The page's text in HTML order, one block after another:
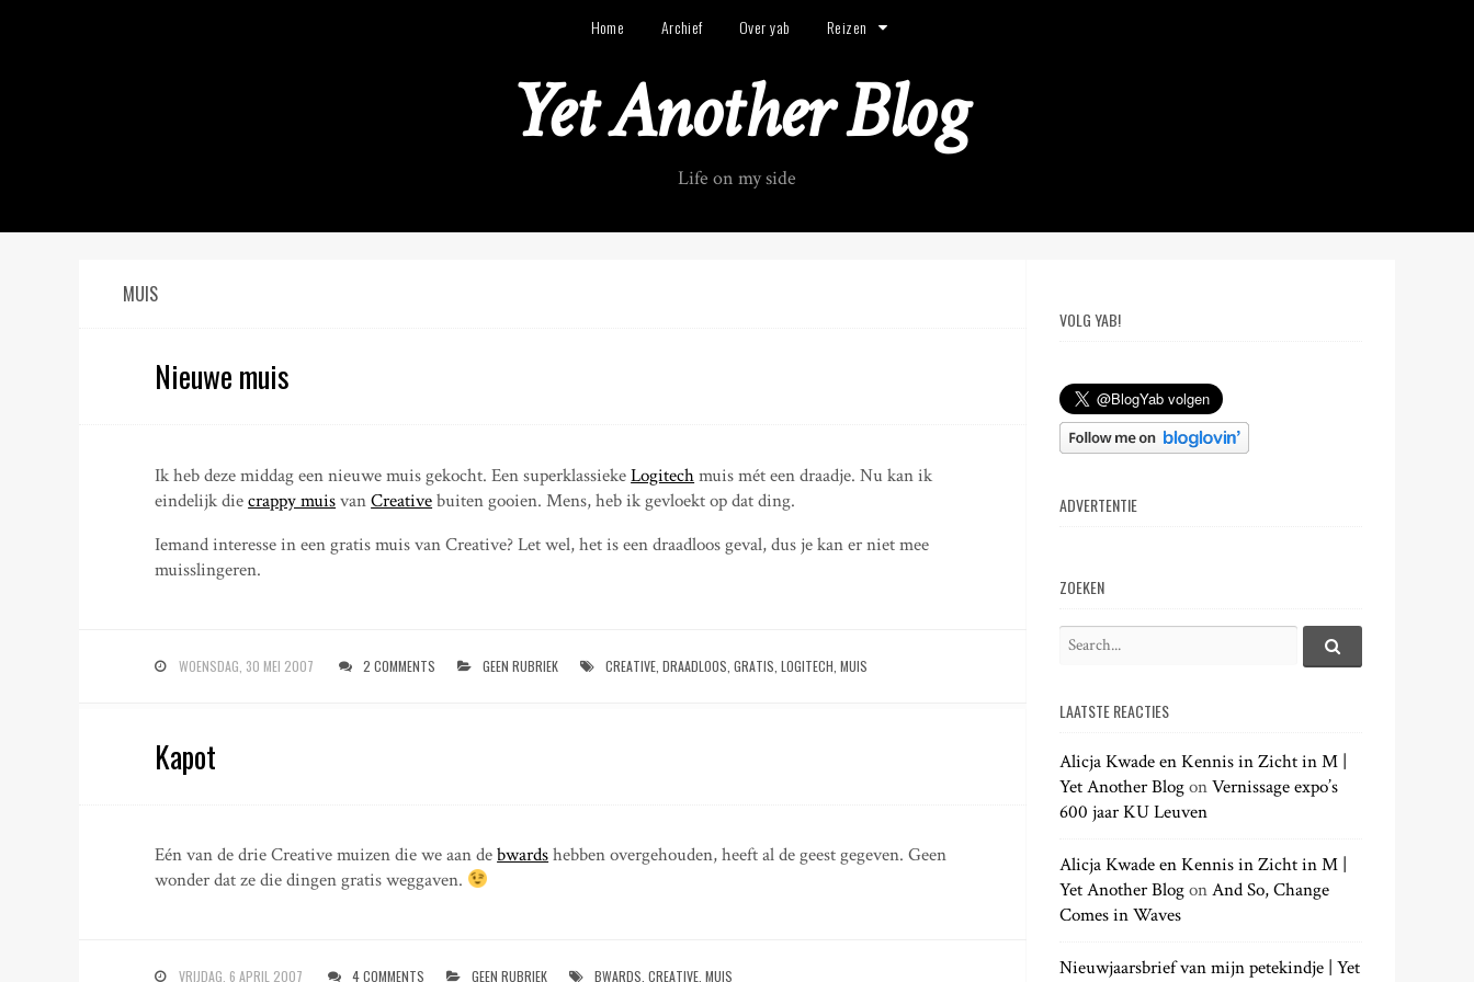
t
Home Archief Over yab Reizen
Yet Another Blog
Life on my side
MUIS
Nieuwe muis
Ik heb deze middag een nieuwe muis gekocht. Een superklassiekeLogitechmuis mét een draadje. Nu kan ik
eindelijk diecrappy muisvanCreativebuiten gooien. Mens, heb ik gevloekt op dat ding.
Iemand interesse in een gratis muis van Creative? Let wel, het is een draadloos geval, dus je kan er niet mee
muisslingeren.
WOENSDAG, 30 MEI 2007 2 COMMENTS GEEN RUBRIEK CREATIVE ,DRAADLOOS ,GRATIS ,LOGITECH ,MUIS
Kapot
Eén van de drie Creative muizen die we aan debwardshebben overgehouden, heeft al de geest gegeven. Geen
wonder dat ze die dingen gratis weggaven.
VRIJDAG, 6 APRIL 2007 4 COMMENTS GEEN RUBRIEK BWARDS ,CREATIVE ,MUIS
VOLG YAB!
ADVERTENTIE
ZOEKEN
r
h
f
o
:
S
h
.
LAATSTE REACTIES
Alicja Kwade en Kennis in Zicht in M |
Yet Another BlogonVernissage expo’s
600 jaar KU Leuven
Alicja Kwade en Kennis in Zicht in M |
Yet Another BlogonAnd So, Change
Comes in Waves
Nieuwjaarsbrief van mijn petekindje | Yet